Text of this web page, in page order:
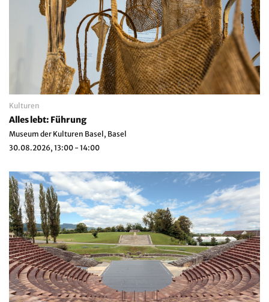
Kulturen
Alles lebt: Führung
Museum der Kulturen Basel, Basel
30.08.2026, 13:00 - 14:00